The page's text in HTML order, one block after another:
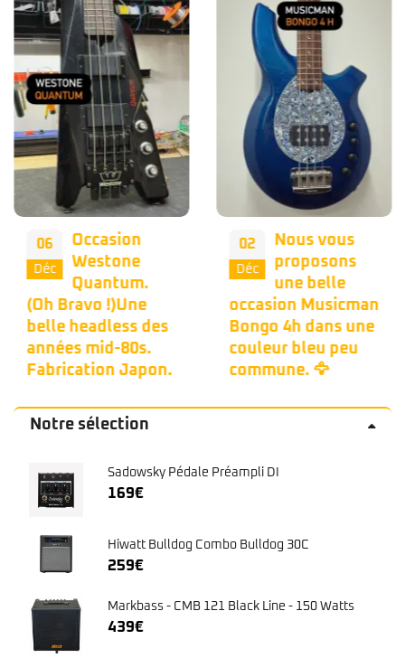
06
Déc
Occasion
Westone
Quantum.
(Oh Bravo !)Une
belle headless des
années mid-80s.
Fabrication Japon.
02
Déc
Nous vous
proposons
une belle
occasion Musicman
Bongo 4h dans une
couleur bleu peu
commune. 🦅
Notre sélection
Sadowsky Pédale Préampli DI
169€
Hiwatt Bulldog Combo Bulldog 30C
259€
Markbass - CMB 121 Black Line - 150 Watts
439€